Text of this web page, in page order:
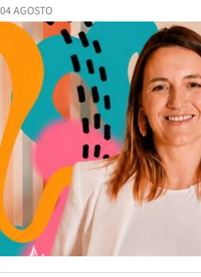
04 AGOSTO